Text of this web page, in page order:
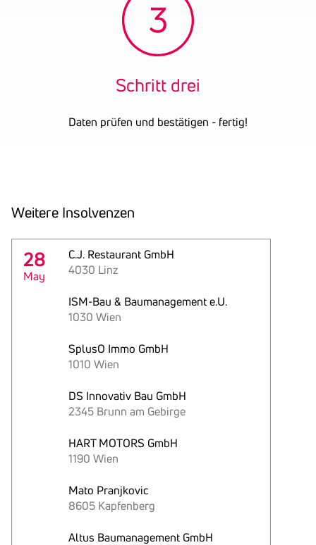
Schritt drei
Daten prüfen und bestätigen - fertig!
Weitere Insol­venzen
28
May
C.J. Restaurant GmbH
4030 Linz
ISM-Bau & Baumanagement e.U.
1030 Wien
SplusO Immo GmbH
1010 Wien
DS Innovativ Bau GmbH
2345 Brunn am Gebirge
HART MOTORS GmbH
1190 Wien
Mato Pranjkovic
8605 Kapfenberg
Altus Baumanagement GmbH